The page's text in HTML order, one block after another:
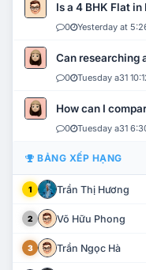
Is a 4 BHK Flat in
0 Yesterday at
Can researching
0 Tuesday a31
How can I
0 Tuesday a31
BẢNG XẾP HẠNG
1 Trần Thị Hương
2 Võ Hữu Phong
3 Trần Ngọc Hà